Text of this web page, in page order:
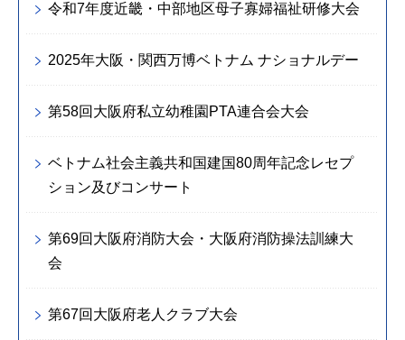
令和7年度近畿・中部地区母子寡婦福祉研修大会
2025年大阪・関西万博ベトナム ナショナルデー
第58回大阪府私立幼稚園PTA連合会大会
ベトナム社会主義共和国建国80周年記念レセプ
ション及びコンサート
第69回大阪府消防大会・大阪府消防操法訓練大
会
第67回大阪府老人クラブ大会